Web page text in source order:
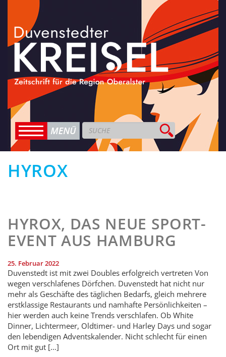
HYROX
HYROX, DAS NEUE SPORT­
EVENT AUS HAMBURG
25. Februar 2022
Duvenstedt ist mit zwei Doubles erfolgreich vertreten Von
wegen verschlafenes Dörfchen. Duvenstedt hat nicht nur
mehr als Geschäfte des täglichen Bedarfs, gleich mehrere
erstklassige Restaurants und namhafte Persönlichkeiten –
hier werden auch keine Trends verschlafen. Ob White
Dinner, Lichtermeer, Oldtimer- und Harley Days und sogar
den lebendigen Adventskalender. Nicht schlecht für einen
Ort mit gut […]